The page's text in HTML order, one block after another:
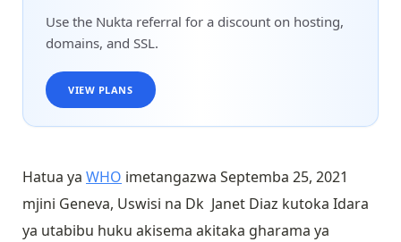
Use the Nukta referral for a discount on hosting,
domains, and SSL.
VIEW PLANS
Hatua ya WHO imetangazwa Septemba 25, 2021
mjini Geneva, Uswisi na Dk Janet Diaz kutoka Idara
ya utabibu huku akisema akitaka gharama ya